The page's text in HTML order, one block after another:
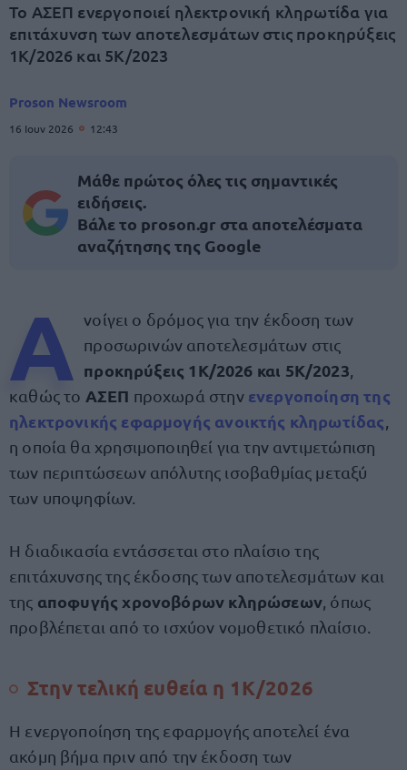
Το ΑΣΕΠ ενεργοποιεί ηλεκτρονική κληρωτίδα για
επιτάχυνση των αποτελεσμάτων στις προκηρύξεις
1Κ/2026 και 5Κ/2023
Proson Newsroom
16 Ιουν 2026 12:43
Μάθε πρώτος όλες τις σημαντικές
ειδήσεις.
Βάλε το proson.gr στα αποτελέσματα
αναζήτησης της Google
Α νοίγει ο δρόμος για την έκδοση των
προσωρινών αποτελεσμάτων στις
προκηρύξεις 1Κ/2026 και 5Κ/2023
καθώς το ΑΣΕΠ προχωρά στην ενεργοποίηση της
ηλεκτρονικής εφαρμογής ανοικτής κληρωτίδας
η οποία θα χρησιμοποιηθεί για την αντιμετώπιση
των περιπτώσεων απόλυτης ισοβαθμίας μεταξύ
των υποψηφίων.
Η διαδικασία εντάσσεται στο πλαίσιο της
επιτάχυνσης της έκδοσης των αποτελεσμάτων και
της αποφυγής χρονοβόρων κληρώσεων, όπως
προβλέπεται από το ισχύον νομοθετικό πλαίσιο.
Στην τελική ευθεία η 1Κ/2026
Η ενεργοποίηση της εφαρμογής αποτελεί ένα
ακόμη βήμα πριν από την έκδοση των